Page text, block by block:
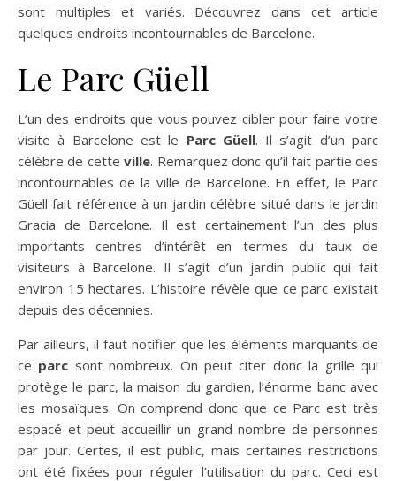
sont multiples et variés. Découvrez dans cet article
quelques endroits incontournables de Barcelone.
Le Parc Güell
L’un des endroits que vous pouvez cibler pour faire votre
visite à Barcelone est le Parc Güell. Il s’agit d’un parc
célèbre de cetteville. Remarquez donc qu’il fait partie des
incontournables de la ville de Barcelone. En effet, le Parc
Güell fait référence à un jardin célèbre situé dans le jardin
Gracia de Barcelone. Il est certainement l’un des plus
importants centres d’intérêt en termes du taux de
visiteurs à Barcelone. Il s’agit d’un jardin public qui fait
environ 15 hectares. L’histoire révèle que ce parc existait
depuis des décennies.
Par ailleurs, il faut notifier que les éléments marquants de
ce parc sont nombreux. On peut citer donc la grille qui
protège le parc, la maison du gardien, l’énorme banc avec
les mosaïques. On comprend donc que ce Parc est très
espacé et peut accueillir un grand nombre de personnes
par jour. Certes, il est public, mais certaines restrictions
ont été fixées pour réguler l’utilisation du parc. Ceci est